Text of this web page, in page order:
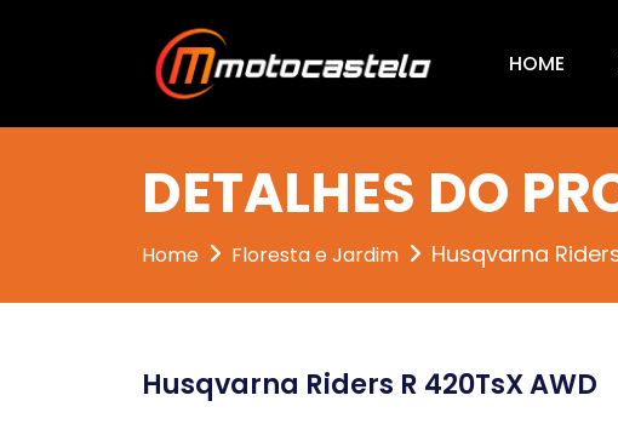
HOME
DETALHES DO
Home Floresta e Jardim Husqvarna
Husqvarna Riders R 420TsX AWD